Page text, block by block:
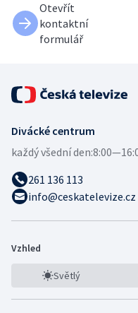
Otevřít
kontaktní
formulář
Divácké centrum
každý všední den:
261 136 113
info@ceskatelevize.cz
Vzhled
Světlý